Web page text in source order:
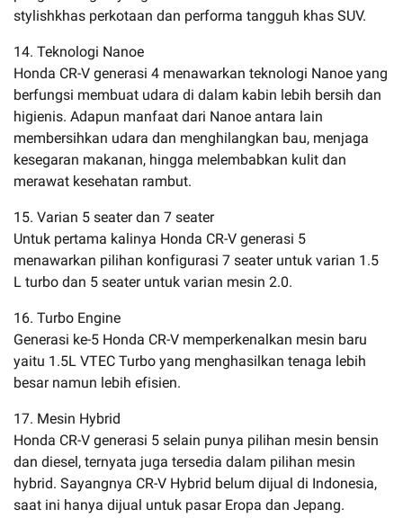
stylishkhas perkotaan dan performa tangguh khas SUV.
14. Teknologi Nanoe
Honda CR-V generasi 4 menawarkan teknologi Nanoe yang
berfungsi membuat udara di dalam kabin lebih bersih dan
higienis. Adapun manfaat dari Nanoe antara lain
membersihkan udara dan menghilangkan bau, menjaga
kesegaran makanan, hingga melembabkan kulit dan
merawat kesehatan rambut.
15. Varian 5 seater dan 7 seater
Untuk pertama kalinya Honda CR-V generasi 5
menawarkan pilihan konfigurasi 7 seater untuk varian 1.5
L turbo dan 5 seater untuk varian mesin 2.0.
16. Turbo Engine
Generasi ke-5 Honda CR-V memperkenalkan mesin baru
yaitu 1.5L VTEC Turbo yang menghasilkan tenaga lebih
besar namun lebih efisien.
17. Mesin Hybrid
Honda CR-V generasi 5 selain punya pilihan mesin bensin
dan diesel, ternyata juga tersedia dalam pilihan mesin
hybrid. Sayangnya CR-V Hybrid belum dijual di Indonesia,
saat ini hanya dijual untuk pasar Eropa dan Jepang.